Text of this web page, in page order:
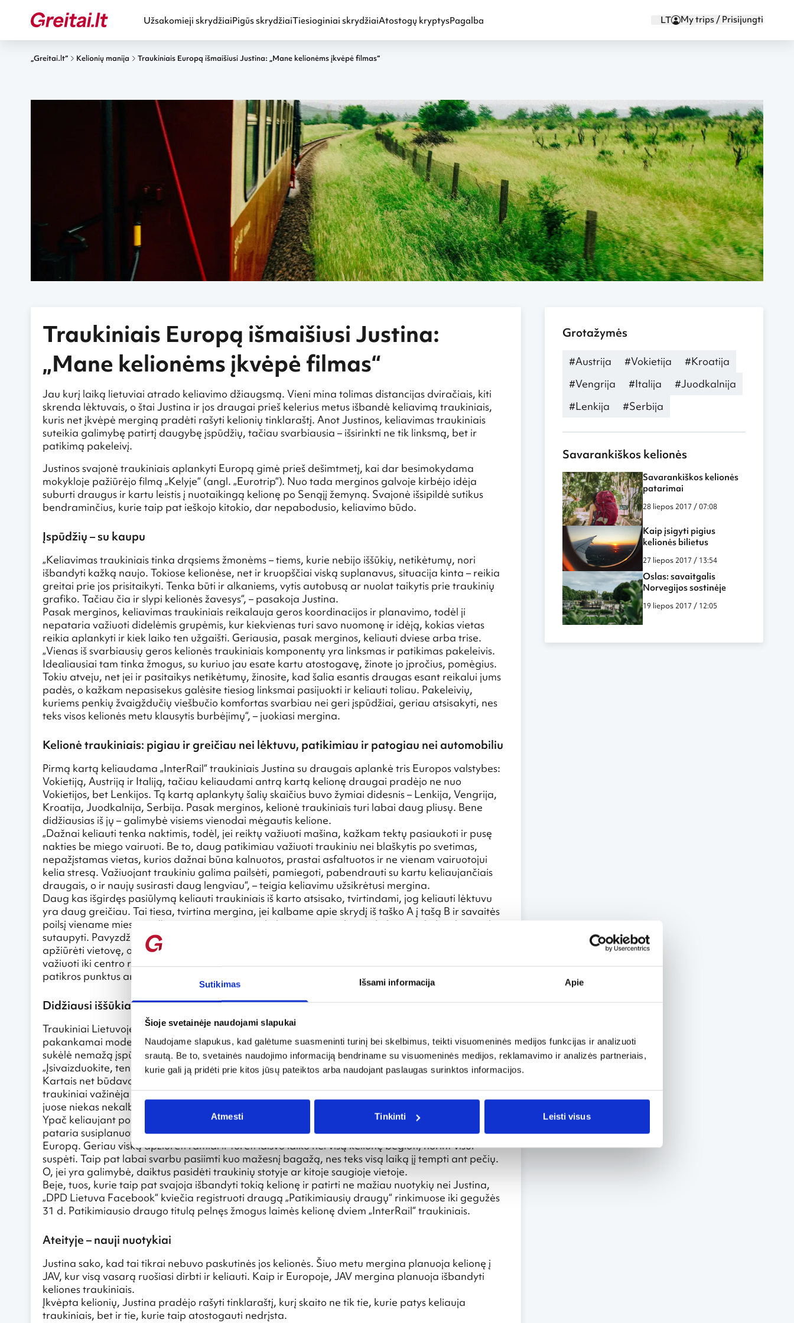
Sutikimas Išsami informacija Apie
Šioje svetainėje naudojami slapukai
Naudojame slapukus, kad galėtume suasmeninti turinį bei skelbimus, teikti visuomeninės medijos funkcijas ir analizuoti
srautą. Be to, svetainės naudojimo informaciją bendriname su visuomeninės medijos, reklamavimo ir analizės partneriais,
kurie gali ją pridėti prie kitos jūsų pateiktos arba naudojant paslaugas surinktos informacijos.
Atmesti Tinkinti Leisti visus
Užsakomieji skrydžiaiPigūs skrydžiaiTiesioginiai skrydžiaiAtostogų kryptysPagalba LT My trips / Prisijungti
„Greitai.lt“ Kelionių manija Traukiniais Europą išmaišiusi Justina: „Mane kelionėms įkvėpė filmas“
Traukiniais Europą išmaišiusi Justina:
„Mane kelionėms įkvėpė filmas“
Jau kurį laiką lietuviai atrado keliavimo džiaugsmą. Vieni mina tolimas distancijas dviračiais, kiti
skrenda lėktuvais, o štai Justina ir jos draugai prieš kelerius metus išbandė keliavimą traukiniais,
kuris net įkvėpė merginą pradėti rašyti kelionių tinklaraštį. Anot Justinos, keliavimas traukiniais
suteikia galimybę patirtį daugybę įspūdžių, tačiau svarbiausia – išsirinkti ne tik linksmą, bet ir
patikimą pakeleivį.
Justinos svajonė traukiniais aplankyti Europą gimė prieš dešimtmetį, kai dar besimokydama
mokykloje pažiūrėjo filmą „Kelyje“ (angl. „Eurotrip“). Nuo tada merginos galvoje kirbėjo idėja
suburti draugus ir kartu leistis į nuotaikingą kelionę po Senąjį žemyną. Svajonė išsipildė sutikus
bendraminčius, kurie taip pat ieškojo kitokio, dar nepabodusio, keliavimo būdo.
Įspūdžių – su kaupu
„Keliavimas traukiniais tinka drąsiems žmonėms – tiems, kurie nebijo iššūkių, netikėtumų, nori
išbandyti kažką naujo. Tokiose kelionėse, net ir kruopščiai viską suplanavus, situacija kinta – reikia
greitai prie jos prisitaikyti. Tenka būti ir alkaniems, vytis autobusą ar nuolat taikytis prie traukinių
grafiko. Tačiau čia ir slypi kelionės žavesys“, – pasakoja Justina.
Pasak merginos, keliavimas traukiniais reikalauja geros koordinacijos ir planavimo, todėl ji
nepataria važiuoti didelėmis grupėmis, kur kiekvienas turi savo nuomonę ir idėją, kokias vietas
reikia aplankyti ir kiek laiko ten užgaišti. Geriausia, pasak merginos, keliauti dviese arba trise.
„Vienas iš svarbiausių geros kelionės traukiniais komponentų yra linksmas ir patikimas pakeleivis.
Idealiausiai tam tinka žmogus, su kuriuo jau esate kartu atostogavę, žinote jo įpročius, pomėgius.
Tokiu atveju, net jei ir pasitaikys netikėtumų, žinosite, kad šalia esantis draugas esant reikalui jums
padės, o kažkam nepasisekus galėsite tiesiog linksmai pasijuokti ir keliauti toliau. Pakeleivių,
kuriems penkių žvaigždučių viešbučio komfortas svarbiau nei geri įspūdžiai, geriau atsisakyti, nes
teks visos kelionės metu klausytis burbėjimų“, – juokiasi mergina.
Kelionė traukiniais: pigiau ir greičiau nei lėktuvu, patikimiau ir patogiau nei automobiliu
Pirmą kartą keliaudama „InterRail“ traukiniais Justina su draugais aplankė tris Europos valstybes:
Vokietiją, Austriją ir Italiją, tačiau keliaudami antrą kartą kelionę draugai pradėjo ne nuo
Vokietijos, bet Lenkijos. Tą kartą aplankytų šalių skaičius buvo žymiai didesnis – Lenkija, Vengrija,
Kroatija, Juodkalnija, Serbija. Pasak merginos, kelionė traukiniais turi labai daug pliusų. Bene
didžiausias iš jų – galimybė visiems vienodai mėgautis kelione.
„Dažnai keliauti tenka naktimis, todėl, jei reiktų važiuoti mašina, kažkam tektų pasiaukoti ir pusę
nakties be miego vairuoti. Be to, daug patikimiau važiuoti traukiniu nei blaškytis po svetimas,
nepažįstamas vietas, kurios dažnai būna kalnuotos, prastai asfaltuotos ir ne vienam vairuotojui
kelia stresą. Važiuojant traukiniu galima pailsėti, pamiegoti, pabendrauti su kartu keliaujančiais
draugais, o ir naujų susirasti daug lengviau“, – teigia keliavimu užsikrėtusi mergina.
Daug kas išgirdęs pasiūlymą keliauti traukiniais iš karto atsisako, tvirtindami, jog keliauti lėktuvu
yra daug greičiau. Tai tiesa, tvirtina mergina, jei kalbame apie skrydį iš taško A į tašą B ir savaitės
poilsį viename mieste, tačiau jei norisi apžiūrėti kelias vietas traukiniais keliaujant laiko tikrai galima
sutaupyti. Pavyzdžiui, traukinių stotys visada yra miesto centre, iš kur patogu keliauti toliau ar
apžiūrėti vietovę, o lėktuvai, ypač pigių oro linijų, leidžiasi apie 50 ar net 100 km nuo miesto, kur
važiuoti iki centro reikia valandą ar kelias. Be to, traukiniuose nereikia laukti bagažo, eiti pro visus
patikros punktus ar atvažiuoti keletą valandų prieš skrydį.
Didžiausi iššūkiai laukė Balkanuose
Traukiniai Lietuvoje ir Vakarų Europoje, tarkime, Vokietijoje, beveik nesiskiria. Viskas įrengta
pakankamai moderniai, minimalistiškai. Tačiau traukiniai Balkanuose merginai ir jos kompanijai
sukėlė nemažą įspūdį.
„Įsivaizduokite, ten vis dar yra normalu rūkyti ne tik viešose vietose, bet ir traukinyje prie vaikų.
Kartais net būdavo sunku užmigti, kai šalia kažkas pūsdavo dūmus. Apskritai Balkanų šalyse
traukiniai važinėja daug rečiau nei kitose Europos valstybėse, dažnai vėluoja, yra lėtesni, dažnai
juose niekas nekalba angliškai“.
Ypač keliaujant po Balkanų regioną (Kroatiją, Juodkalniją, Bulgariją, Slovėniją ir kt.) Justina
pataria susiplanuoti viską taip, kad užtektų laiko pakeisti planus, bet tai galioja ir kelionėms po visą
Europą. Geriau viską apžiūrėti ramiai ir turėti laisvo laiko nei visą kelionę bėgioti, norint visur
suspėti. Taip pat labai svarbu pasiimti kuo mažesnį bagažą, nes teks visą laiką jį tempti ant pečių.
O, jei yra galimybė, daiktus pasidėti traukinių stotyje ar kitoje saugioje vietoje.
Beje, tuos, kurie taip pat svajoja išbandyti tokią kelionę ir patirti ne mažiau nuotykių nei Justina,
„DPD Lietuva Facebook“ kviečia registruoti draugą „Patikimiausių draugų“ rinkimuose iki gegužės
31 d. Patikimiausio draugo titulą pelnęs žmogus laimės kelionę dviem „InterRail“ traukiniais.
Ateityje – nauji nuotykiai
Justina sako, kad tai tikrai nebuvo paskutinės jos kelionės. Šiuo metu mergina planuoja kelionę į
JAV, kur visą vasarą ruošiasi dirbti ir keliauti. Kaip ir Europoje, JAV mergina planuoja išbandyti
keliones traukiniais.
Įkvėpta kelionių, Justina pradėjo rašyti tinklaraštį, kurį skaito ne tik tie, kurie patys keliauja
traukiniais, bet ir tie, kurie taip atostogauti nedrįsta.
Grotažymės
#Austrija #Vokietija
#Kroatija
#Vengrija
#Italija
#Juodkalnija
#Lenkija
#Serbija
Savarankiškos kelionės
Savarankiškos kelionės
patarimai
28 liepos 2017 / 07:08
Kaip įsigyti pigius
kelionės bilietus
27 liepos 2017 / 13:54
Oslas: savaitgalis
Norvegijos sostinėje
19 liepos 2017 / 12:05